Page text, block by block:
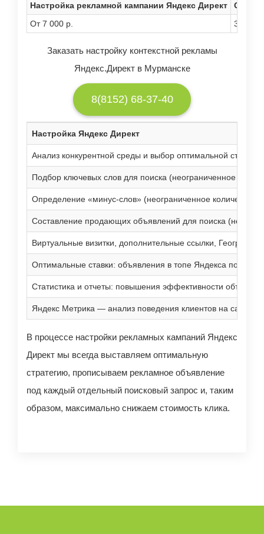
Настройка рекламной кампании Яндекс Директ
Срок
От 7 000 р.
3
Заказать настройку контекстной рекламы
Яндекс.Директ в Мурманске
8(8152) 68-37-40
Настройка Яндекс Директ
Анализ конкурентной среды и выбор оптимальной
Подбор ключевых слов для поиска (неограниченное
Определение «минус-слов» (неограниченное количество)
Составление продающих объявлений для поиска
Виртуальные визитки, дополнительные ссылки,
Оптимальные ставки: объявления в топе Яндекса по
Статистика и отчеты: повышения эффективности
Яндекс Метрика — анализ поведения клиентов на сайте
В процессе настройки рекламных кампаний Яндекс
Директ мы всегда выставляем оптимальную
стратегию, прописываем рекламное объявление
под каждый отдельный поисковый запрос и, таким
образом, максимально снижаем стоимость клика.